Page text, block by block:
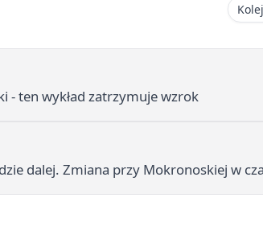
- ten wykład zatrzymuje wzrok
dalej. Zmiana przy Mokronoskiej w